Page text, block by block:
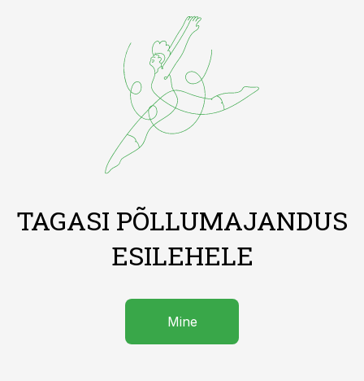
TAGASI PÕLLUMAJANDUS
ESILEHELE
Mine